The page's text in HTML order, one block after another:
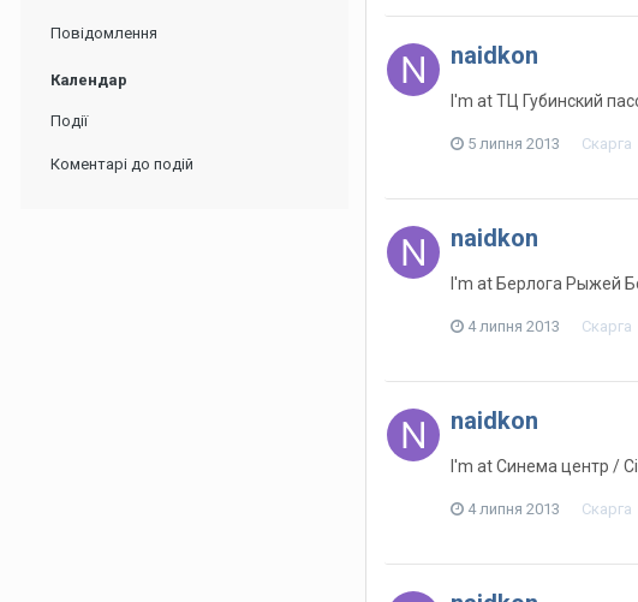
Повідомлення
Календар
Події
Коментарі до подій
naidkon
I'm at ТЦ Губинский
5 липня 2013 Скарга
naidkon
I'm at Берлога Рыжей
4 липня 2013 Скарга
naidkon
I'm at Синема центр /
4 липня 2013 Скарга